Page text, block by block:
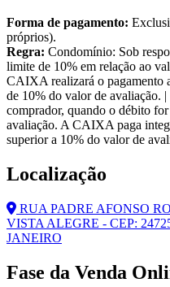
Forma de pagamento:
próprios).
Regra: Condomínio: Sob
limite de 10% em relação ao
CAIXA realizará o pagamento
de 10% do valor de avaliação.
comprador, quando o débito
avaliação. A CAIXA paga
superior a 10% do valor de
Localização
RUA PADRE AFONSO
VISTA ALEGRE - CEP:
JANEIRO
Fase da Venda